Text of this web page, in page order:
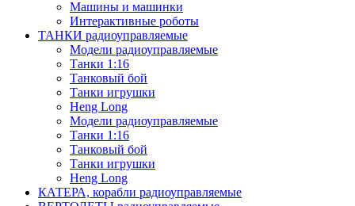
Машины и машинки
Интерактивные роботы
ТАНКИ радиоуправляемые
Модели радиоуправляемые
Танки 1:16
Танковый бой
Танки игрушки
Heng Long
Модели радиоуправляемые
Танки 1:16
Танковый бой
Танки игрушки
Heng Long
КАТЕРА, корабли радиоуправляемые